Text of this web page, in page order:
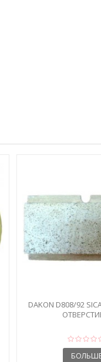
DAKON D808/92